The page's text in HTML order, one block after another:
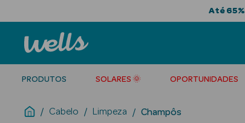
Até 65%
PRODUTOS SOLARES 🌞 OPORTUNIDADES
Cabelo Limpeza Champôs